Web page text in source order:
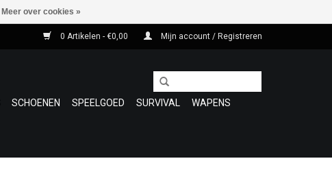
0 Artikelen - €0,00 Mijn account / Registreren
SCHOENEN SPEELGOED SURVIVAL
WAPENS
Meer over cookies »